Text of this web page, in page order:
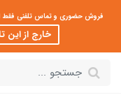
فروش حضوری و تماس تلفنی فقط از ساعت 11:30 صبح تا 2 عصر و 3 تا 8
خارج از این